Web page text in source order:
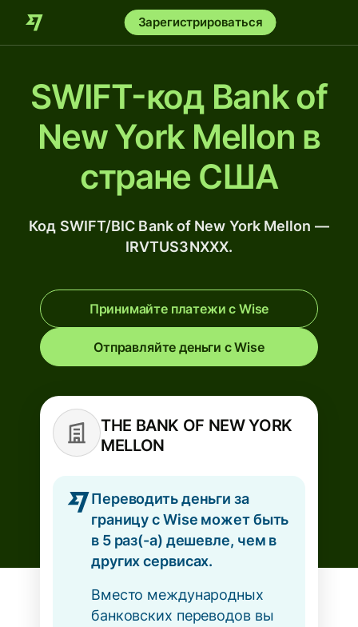
Зарегистрироваться
SWIFT-код Bank of
New York Mellon в
стране США
Код SWIFT/BIC Bank of New York Mellon —
IRVTUS3NXXX.
Принимайте платежи с Wise
Отправляйте деньги с Wise
THE BANK OF NEW YORK
MELLON
Переводить деньги за
границу с Wise может быть
в 5 раз(-а) дешевле, чем в
других сервисах.
Вместо международных
банковских переводов вы